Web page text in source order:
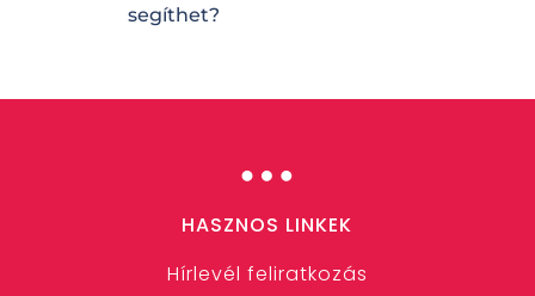
segíthet?
…
HASZNOS LINKEK
Hírlevél feliratkozás